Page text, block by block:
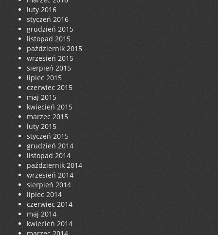
luty 2016
styczeń 2016
grudzień 2015
listopad 2015
październik 2015
wrzesień 2015
sierpień 2015
lipiec 2015
czerwiec 2015
maj 2015
kwiecień 2015
marzec 2015
luty 2015
styczeń 2015
grudzień 2014
listopad 2014
październik 2014
wrzesień 2014
sierpień 2014
lipiec 2014
czerwiec 2014
maj 2014
kwiecień 2014